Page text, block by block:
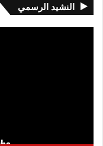
النشيد الرسمي